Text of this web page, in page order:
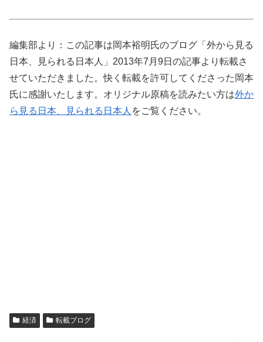
編集部より：この記事は岡本裕明氏のブログ「外から見る
日本、見られる日本人」2013年7月9日の記事より転載さ
せていただきました。快く転載を許可してくださった岡本
氏に感謝いたします。オリジナル原稿を読みたい方は外か
ら見る日本、見られる日本人 をご覧ください。
経済 転載ブログ